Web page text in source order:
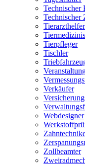
Technischer
Technischer
Tierpfleger
Tischler
Verkäufer
Webdesigner
Zollbeamter